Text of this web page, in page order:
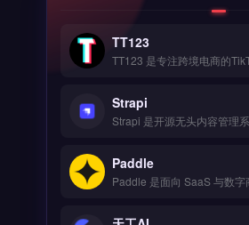
TT123
Strapi
Paddle